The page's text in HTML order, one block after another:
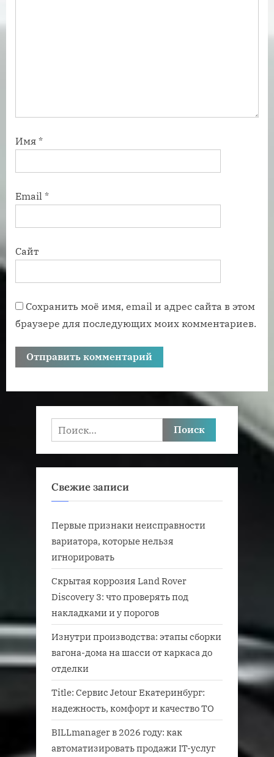
Имя *
Email *
Сайт
Сохранить моё имя, email и адрес сайта в этом
браузере для последующих моих комментариев.
Найти:
Свежие записи
Первые признаки неисправности
вариатора, которые нельзя
игнорировать
Скрытая коррозия Land Rover
Discovery 3: что проверять под
накладками и у порогов
Изнутри производства: этапы сборки
вагона-дома на шасси от каркаса до
отделки
Title: Сервис Jetour Екатеринбург:
надежность, комфорт и качество ТО
BILLmanager в 2026 году: как
автоматизировать продажи IT-услуг